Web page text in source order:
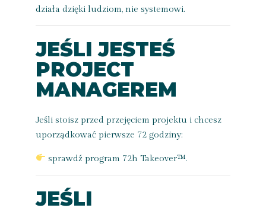
działa dzięki ludziom, nie systemowi.
JEŚLI JESTEŚ
PROJECT
MANAGEREM
Jeśli stoisz przed przejęciem projektu i chcesz
uporządkować pierwsze 72 godziny:
sprawdź program 72h Takeover™.
JEŚLI